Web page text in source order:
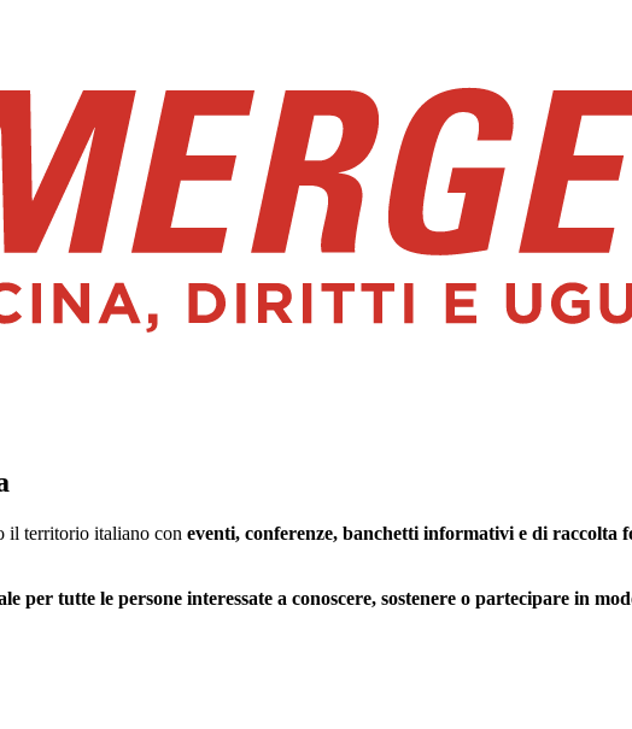
il territorio italiano con eventi, conferenze, banchetti informativi e di raccolta
tutte le persone interessate a conoscere, sostenere o partecipare in